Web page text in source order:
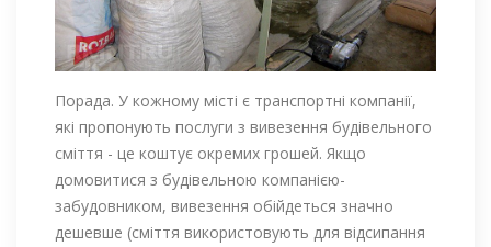
Порада. У кожному місті є транспортні компанії,
які пропонують послуги з вивезення будівельного
сміття - це коштує окремих грошей. Якщо
домовитися з будівельною компанією-
забудовником, вивезення обійдеться значно
дешевше (сміття використовують для відсипання